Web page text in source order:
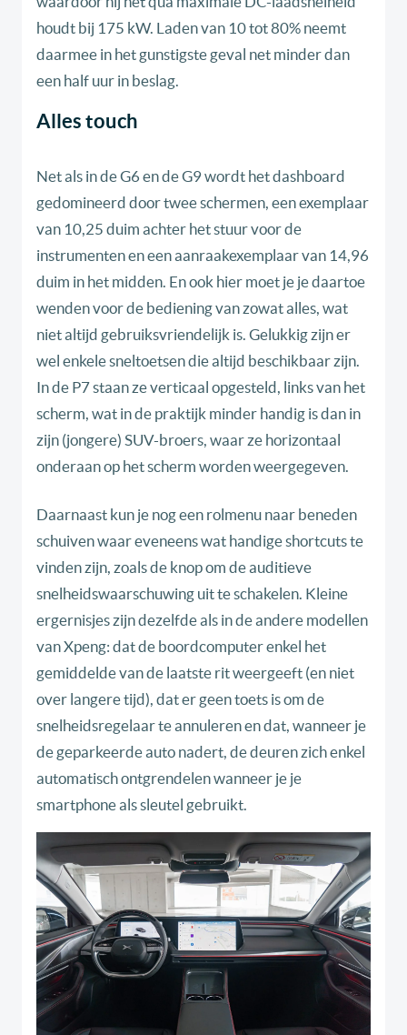
houdt bij 175 kW. Laden van 10 tot 80% neemt
daarmee in het gunstigste geval net minder dan
een half uur in beslag.
Alles touch
Net als in de G6 en de G9 wordt het dashboard
gedomineerd door twee schermen, een exemplaar
van 10,25 duim achter het stuur voor de
instrumenten en een aanraakexemplaar van 14,96
duim in het midden. En ook hier moet je je daartoe
wenden voor de bediening van zowat alles, wat
niet altijd gebruiksvriendelijk is. Gelukkig zijn er
wel enkele sneltoetsen die altijd beschikbaar zijn.
In de P7 staan ze verticaal opgesteld, links van het
scherm, wat in de praktijk minder handig is dan in
zijn (jongere) SUV-broers, waar ze horizontaal
onderaan op het scherm worden weergegeven.
Daarnaast kun je nog een rolmenu naar beneden
schuiven waar eveneens wat handige shortcuts te
vinden zijn, zoals de knop om de auditieve
snelheidswaarschuwing uit te schakelen. Kleine
ergernisjes zijn dezelfde als in de andere modellen
van Xpeng: dat de boordcomputer enkel het
gemiddelde van de laatste rit weergeeft (en niet
over langere tijd), dat er geen toets is om de
snelheidsregelaar te annuleren en dat, wanneer je
de geparkeerde auto nadert, de deuren zich enkel
automatisch ontgrendelen wanneer je je
smartphone als sleutel gebruikt.